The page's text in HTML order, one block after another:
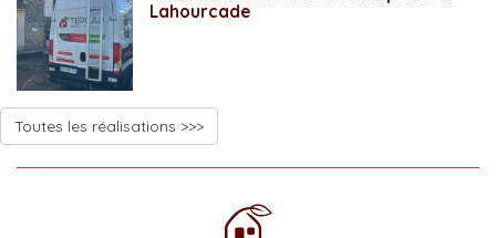
Lahourcade
Toutes les réalisations >>>